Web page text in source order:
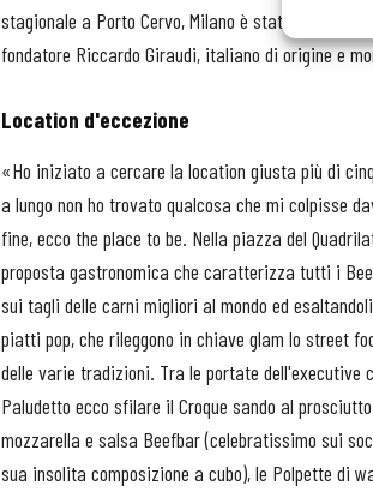
stagionale a Porto Cervo, Milano è stata la scelta
fondatore Riccardo Giraudi, italiano di origine e
Location d'eccezione
«Ho iniziato a cercare la location giusta più di
a lungo non ho trovato qualcosa che mi colpisse
fine, ecco the place to be. Nella piazza del
proposta gastronomica che caratterizza tutti i
sui tagli delle carni migliori al mondo ed
piatti pop, che rileggono in chiave glam lo street
delle varie tradizioni. Tra le portate dell'executive
Paludetto ecco sfilare il Croque sando al
mozzarella e salsa Beefbar (celebratissimo sui
sua insolita composizione a cubo), le Polpette di